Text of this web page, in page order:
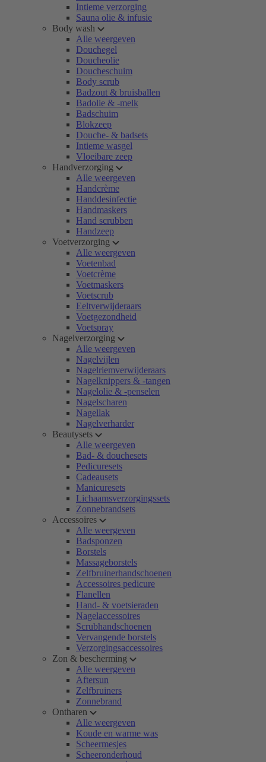
Intieme verzorging
Sauna olie & infusie
Body wash
Alle weergeven
Douchegel
Doucheolie
Doucheschuim
Body scrub
Badzout & bruisballen
Badolie & -melk
Badschuim
Blokzeep
Douche- & badsets
Intieme wasgel
Vloeibare zeep
Handverzorging
Alle weergeven
Handcrème
Handdesinfectie
Handmaskers
Hand scrubben
Handzeep
Voetverzorging
Alle weergeven
Voetenbad
Voetcrème
Voetmaskers
Voetscrub
Eeltverwijderaars
Voetgezondheid
Voetspray
Nagelverzorging
Alle weergeven
Nagelvijlen
Nagelriemverwijderaars
Nagelknippers & -tangen
Nagelolie & -penselen
Nagelscharen
Nagellak
Nagelverharder
Beautysets
Alle weergeven
Bad- & douchesets
Pedicuresets
Cadeausets
Manicuresets
Lichaamsverzorgingssets
Zonnebrandsets
Accessoires
Alle weergeven
Badsponzen
Borstels
Massageborstels
Zelfbruinerhandschoenen
Accessoires pedicure
Flanellen
Hand- & voetsieraden
Nagelaccessoires
Scrubhandschoenen
Vervangende borstels
Verzorgingsaccessoires
Zon & bescherming
Alle weergeven
Aftersun
Zelfbruiners
Zonnebrand
Ontharen
Alle weergeven
Koude en warme was
Scheermesjes
Scheeronderhoud